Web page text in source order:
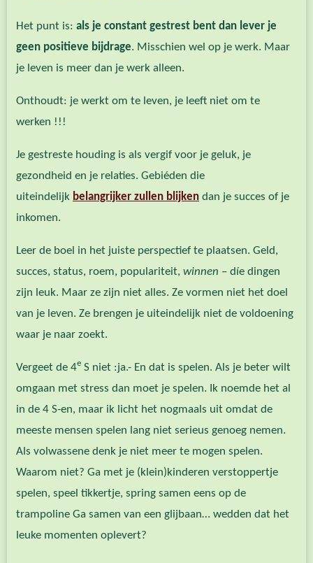
Het punt is: als je constant gestrest bent dan lever je
geen positieve bijdrage. Misschien wel op je werk. Maar
je leven is meer dan je werk alleen.
Onthoudt: je werkt om te leven, je leeft niet om te
werken !!!
Je gestreste houding is als vergif voor je geluk, je
gezondheid en je relaties. Gebiéden die
uiteindelijk belangrijker zullen blijken dan je succes of je
inkomen.
Leer de boel in het juiste perspectief te plaatsen. Geld,
succes, status, roem, populariteit, winnen – díe dingen
zijn leuk. Maar ze zijn niet alles. Ze vormen niet het doel
van je leven. Ze brengen je uiteindelijk niet de voldoening
waar je naar zoekt.
Vergeet de 4e S niet :ja.- En dat is spelen. Als je beter wilt
omgaan met stress dan moet je spelen. Ik noemde het al
in de 4 S-en, maar ik licht het nogmaals uit omdat de
meeste mensen spelen lang niet serieus genoeg nemen.
Als volwassene denk je niet meer te mogen spelen.
Waarom niet? Ga met je (klein)kinderen verstoppertje
spelen, speel tikkertje, spring samen eens op de
trampoline Ga samen van een glijbaan… wedden dat het
leuke momenten oplevert?